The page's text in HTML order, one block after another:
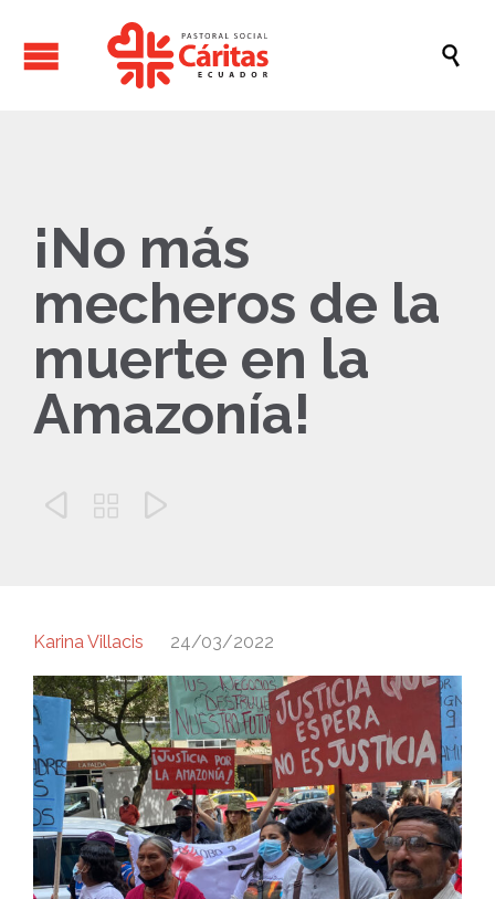

¡No más
mecheros de la
muerte en la
Amazonía!
  
Karina Villacis 24/03/2022